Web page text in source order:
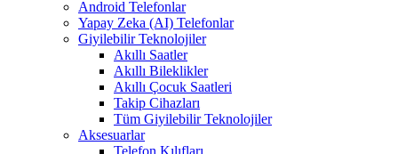
Android Telefonlar
Yapay Zeka (AI) Telefonlar
Giyilebilir Teknolojiler
Akıllı Saatler
Akıllı Bileklikler
Akıllı Çocuk Saatleri
Takip Cihazları
Tüm Giyilebilir Teknolojiler
Aksesuarlar
Telefon Kılıfları